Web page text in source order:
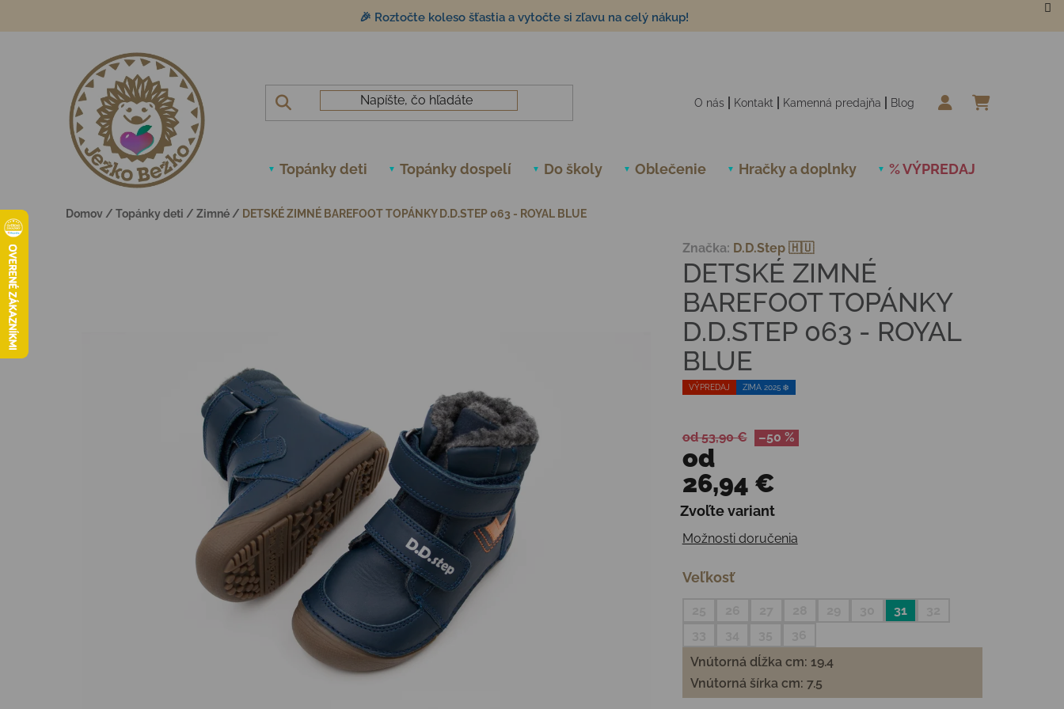
🎉 Roztočte koleso šťastia a vytočte si zľavu na celý nákup!
O nás Kontakt Kamenná predajňa Blog
Topánky deti Topánky dospelí Do školy Oblečenie Hračky a doplnky % VÝPREDAJ
Domov / Topánky deti / Zimné / DETSKÉ ZIMNÉ BAREFOOT TOPÁNKY D.D.STEP 063 - ROYAL BLUE
VÝPREDAJ ZIMA 2025 ❄️
DETSKÉ ZIMNÉ
BAREFOOT TOPÁNKY
D.D.STEP 063 - ROYAL
BLUE
Značka: D.D.Step 🇭🇺
od 53,90 € –50 %
od
26,94 €
Jednotková cena:
Zvoľte variant
Možnosti doručenia
Veľkosť
31
Vnútorná dĺžka cm: 19.4
Vnútorná šírka cm: 7.5